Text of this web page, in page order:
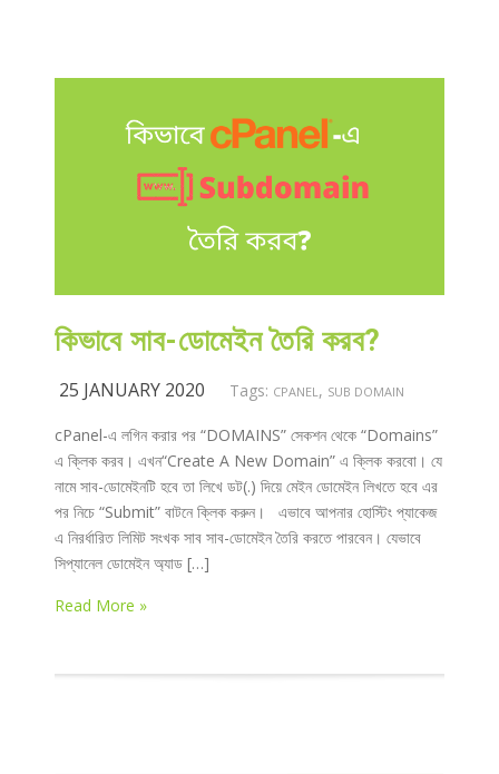
কিভাবে সাব-ডোমেইন তৈরি করব?
25 JANUARY 2020 Tags: CPANEL , SUB DOMAIN
cPanel-এ লগিন করার পর “DOMAINS” সেকশন থেকে “Domains”
এ ক্লিক করব। এখন“Create A New Domain” এ ক্লিক করবো। যে
নামে সাব-ডোমেইনটি হবে তা লিখে ডট(.) দিয়ে মেইন ডোমেইন লিখতে হবে এর
পর নিচে “Submit” বাটনে ক্লিক করুন। এভাবে আপনার হোস্টিং প্যাকেজ
এ নিরর্ধারিত লিমিট সংখক সাব সাব-ডোমেইন তৈরি করতে পারবেন। যেভাবে
সিপ্যানেল ডোমেইন অ্যাড […]
Read More »